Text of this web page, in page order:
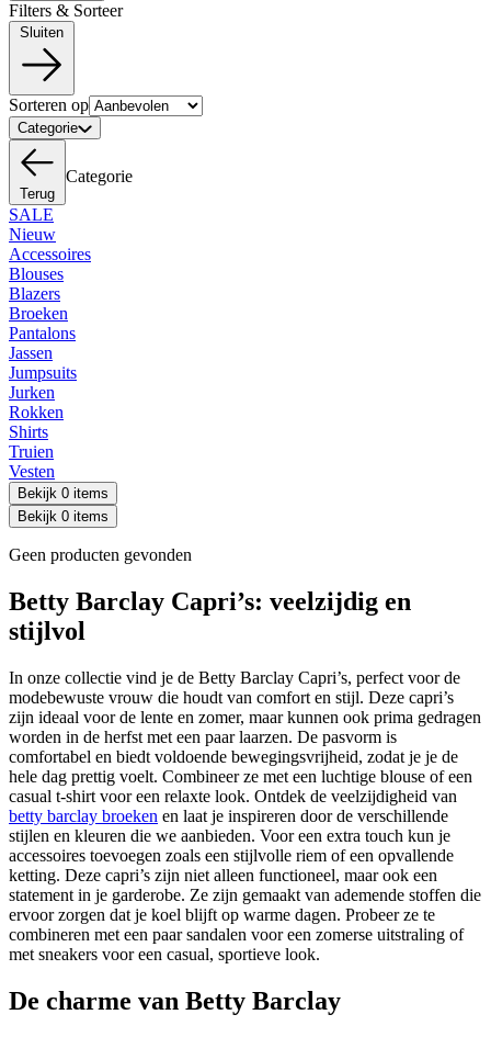
Filters & Sorteer
Sorteren op
Categorie
Terug
Categorie
SALE
Nieuw
Accessoires
Blouses
Blazers
Broeken
Pantalons
Jassen
Jumpsuits
Jurken
Rokken
Shirts
Truien
Vesten
Bekijk 0 items
Bekijk 0 items
Geen producten gevonden
Betty Barclay Capri’s: veelzijdig en
stijlvol
In onze collectie vind je de Betty Barclay Capri’s, perfect voor de
modebewuste vrouw die houdt van comfort en stijl. Deze capri’s
zijn ideaal voor de lente en zomer, maar kunnen ook prima gedragen
worden in de herfst met een paar laarzen. De pasvorm is
comfortabel en biedt voldoende bewegingsvrijheid, zodat je je de
hele dag prettig voelt. Combineer ze met een luchtige blouse of een
casual t-shirt voor een relaxte look. Ontdek de veelzijdigheid van
betty barclay broeken en laat je inspireren door de verschillende
stijlen en kleuren die we aanbieden. Voor een extra touch kun je
accessoires toevoegen zoals een stijlvolle riem of een opvallende
ketting. Deze capri’s zijn niet alleen functioneel, maar ook een
statement in je garderobe. Ze zijn gemaakt van ademende stoffen die
ervoor zorgen dat je koel blijft op warme dagen. Probeer ze te
combineren met een paar sandalen voor een zomerse uitstraling of
met sneakers voor een casual, sportieve look.
De charme van Betty Barclay